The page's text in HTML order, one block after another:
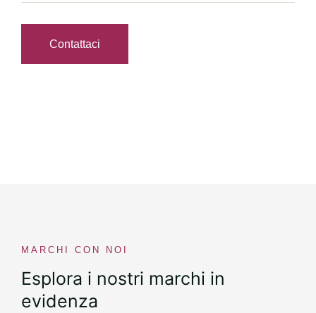
Contattaci
MARCHI CON NOI
Esplora i nostri marchi in
evidenza